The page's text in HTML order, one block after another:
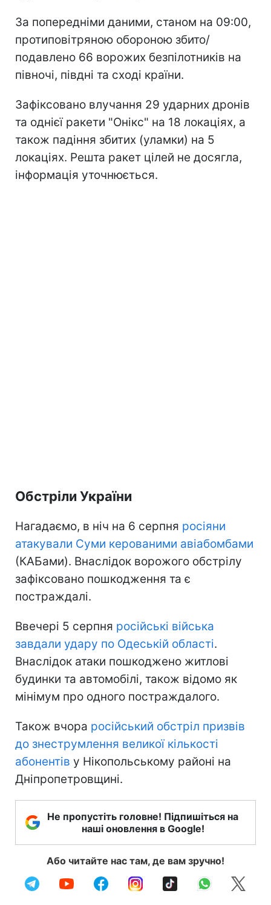
За попередніми даними, станом на 09:00,
протиповітряною обороною збито/
подавлено 66 ворожих безпілотників на
півночі, півдні та сході країни.
Зафіксовано влучання 29 ударних дронів
та однієї ракети "Онікс" на 18 локаціях, а
також падіння збитих (уламки) на 5
локаціях. Решта ракет цілей не досягла,
інформація уточнюється.
Обстріли України
Нагадаємо, в ніч на 6 серпня росіяни
атакували Суми керованими авіабомбами
(КАБами). Внаслідок ворожого обстрілу
зафіксовано пошкодження та є
постраждалі.
Ввечері 5 серпня російські війська
завдали удару по Одеській області.
Внаслідок атаки пошкоджено житлові
будинки та автомобілі, також відомо як
мінімум про одного постраждалого.
Також вчора російський обстріл призвів
до знеструмлення великої кількості
абонентів у Нікопольському районі на
Дніпропетровщині.
Не пропустіть головне! Підпишіться на
наші оновлення в Google!
Або читайте нас там, де вам зручно!